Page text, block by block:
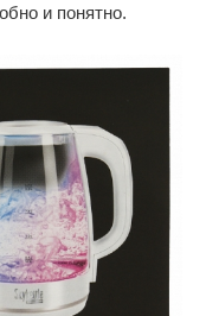
и понятно.